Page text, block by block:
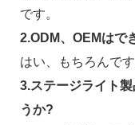
です。
2.ODM、OEMはで
はい、もちろんです
3.ステージライト
うか?